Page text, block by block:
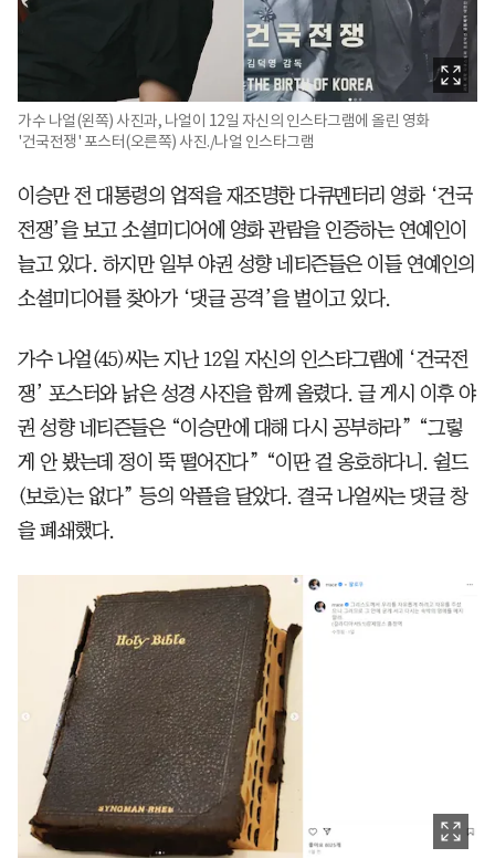
가수 나얼(왼쪽) 사진과, 나얼이 12일 자신의 인스타그램에 올린 영화
'건국전쟁' 포스터(오른쪽) 사진./나얼 인스타그램
이승만 전 대통령의 업적을 재조명한 다큐멘터리 영화 ‘건국
전쟁’을 보고 소셜미디어에 영화 관람을 인증하는 연예인이
늘고 있다. 하지만 일부 야권 성향 네티즌들은 이들 연예인의
소셜미디어를 찾아가 ‘댓글 공격’을 벌이고 있다.
가수 나얼(45)씨는 지난 12일 자신의 인스타그램에 ‘건국전
쟁’ 포스터와 낡은 성경 사진을 함께 올렸다. 글 게시 이후 야
권 성향 네티즌들은 “이승만에 대해 다시 공부하라” “그렇
게 안 봤는데 정이 뚝 떨어진다” “이딴 걸 옹호하다니. 쉴드
(보호)는 없다” 등의 악플을 달았다. 결국 나얼씨는 댓글 창
을 폐쇄했다.